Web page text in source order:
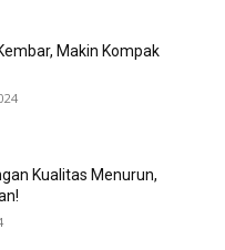
Makin Kompak
Kualitas Menurun,